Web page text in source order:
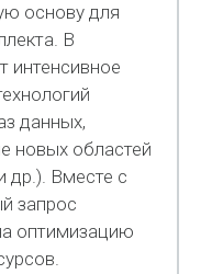
основу для
В
интенсивное
данных,
новых областей
др.). Вместе с
запрос
оптимизацию